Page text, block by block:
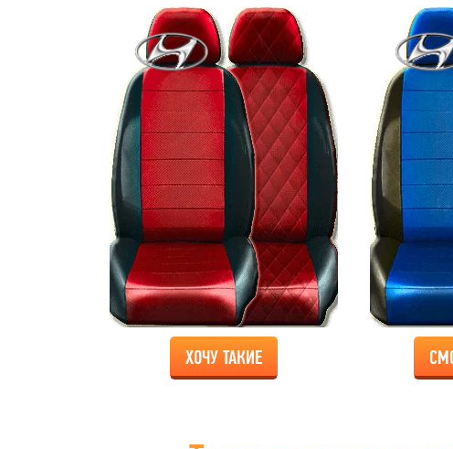
ХОЧУ ТАКИЕ